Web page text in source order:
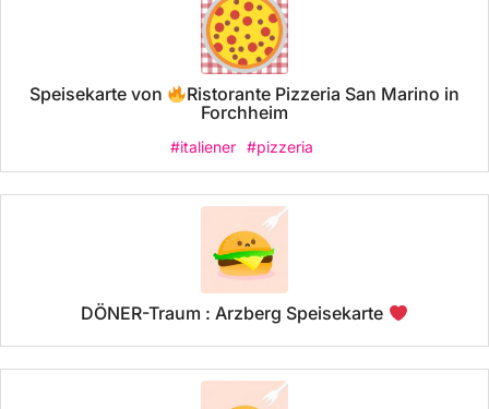
Speisekarte von
Ristorante Pizzeria San Marino in
Forchheim
#italiener #pizzeria
DÖNER-Traum : Arzberg Speisekarte